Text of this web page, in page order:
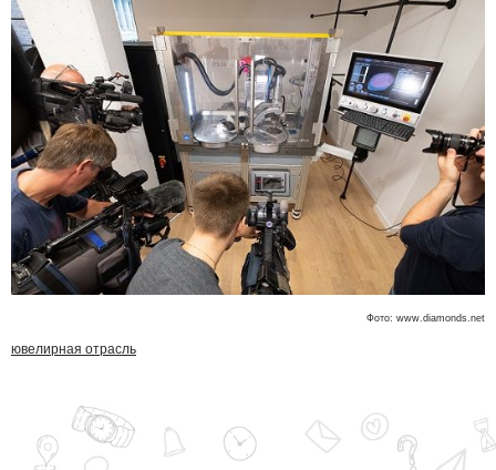
Фото: www.diamonds.net
ювелирная отрасль